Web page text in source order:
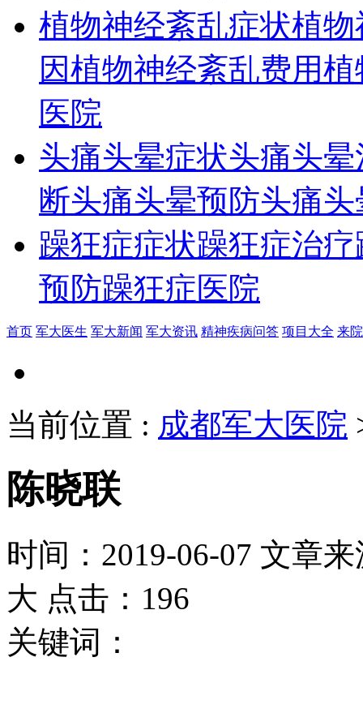
植物神经紊乱症状植物
因植物神经紊乱费用植
医院
头痛头晕症状头痛头
断头痛头晕预防头痛
躁狂症症状躁狂症治疗
预防躁狂症医院
首页 军大医生 军大新闻 军大资讯 精神疾病问答 项目大全 来
当前位置 : 成都军大医院
陈晓联
时间：2019-06-07 文章
大 点击：196
关键词：